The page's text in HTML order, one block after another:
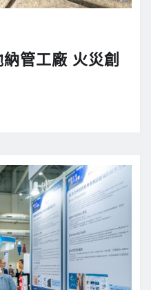
管工廠 火災創